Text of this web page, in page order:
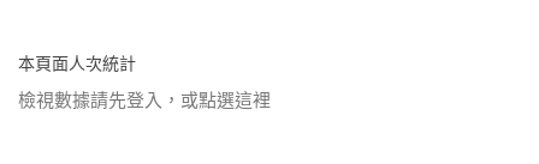
本頁面人次統計
檢視數據請先登入，或點選這裡